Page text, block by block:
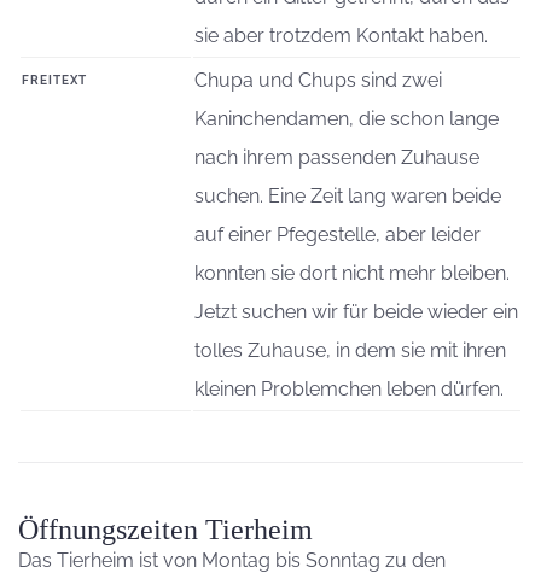
sie aber trotzdem Kontakt haben.
FREITEXT
Chupa und Chups sind zwei
Kaninchendamen, die schon lange
nach ihrem passenden Zuhause
suchen. Eine Zeit lang waren beide
auf einer Pfegestelle, aber leider
konnten sie dort nicht mehr bleiben.
Jetzt suchen wir für beide wieder ein
tolles Zuhause, in dem sie mit ihren
kleinen Problemchen leben dürfen.
Öffnungszeiten Tierheim
Das Tierheim ist von Montag bis Sonntag zu den